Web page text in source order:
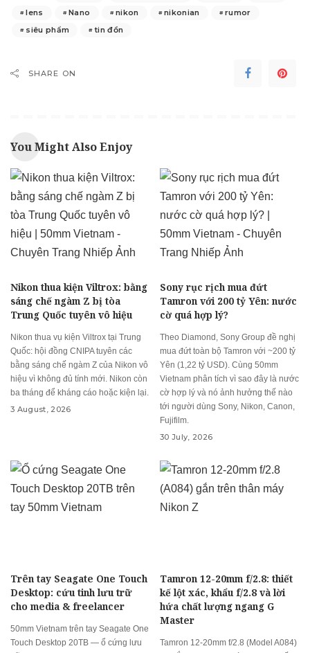
lens
Nano nikon nikonian
rumor
siêu phẩm
tin đồn
SHARE ON
You Might Also Enjoy
Nikon thua kiện Viltrox: bằng
sáng chế ngàm Z bị tòa
Trung Quốc tuyên vô hiệu
Nikon thua vụ kiện Viltrox tại Trung
Quốc: hội đồng CNIPA tuyên các
bằng sáng chế ngàm Z của Nikon vô
hiệu vì không đủ tính mới. Nikon còn
ba tháng để kháng cáo hoặc kiện lại.
3 August, 2026
Sony rục rịch mua đứt
Tamron với 200 tỷ Yên: nước
cờ quá hợp lý?
Theo Diamond, Sony Group đề nghị
mua đứt toàn bộ Tamron với ~200 tỷ
Yên (1,22 tỷ USD). Cùng 50mm
Vietnam phân tích vì sao đây là nước
cờ hợp lý và nó ảnh hưởng thế nào
tới người dùng Sony, Nikon, Canon,
Fujifilm.
30 July, 2026
Trên tay Seagate One Touch
Desktop: cứu tinh lưu trữ
cho media & freelancer
50mm Vietnam trên tay Seagate One
Touch Desktop 20TB — ổ cứng lưu
Tamron 12-20mm f/2.8: thiết
kế lột xác, khẩu f/2.8 và lời
hứa chất lượng ngang G
Master
Tamron 12-20mm f/2.8 (Model A084)